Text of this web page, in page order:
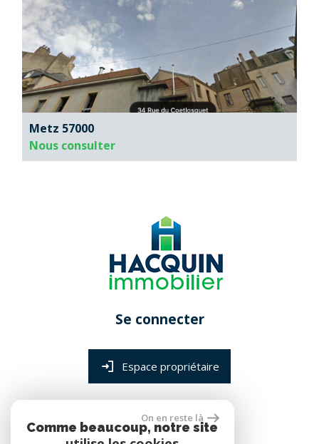
Metz 57000
Nous consulter
Se connecter
Espace propriétaire
réalisé par
On en reste là
Comme beaucoup, notre site